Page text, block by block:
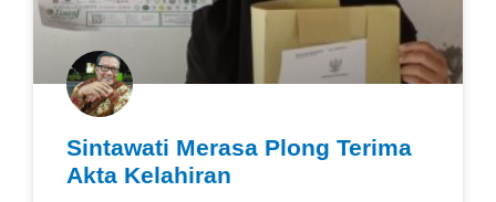
Sintawati Merasa Plong Terima
Akta Kelahiran